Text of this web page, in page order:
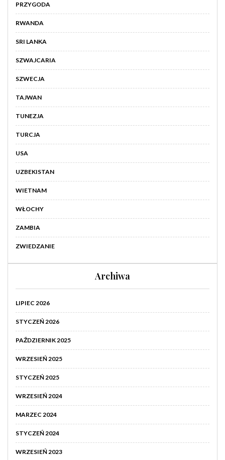
PRZYGODA
RWANDA
SRI LANKA
SZWAJCARIA
SZWECJA
TAJWAN
TUNEZJA
TURCJA
USA
UZBEKISTAN
WIETNAM
WŁOCHY
ZAMBIA
ZWIEDZANIE
Archiwa
LIPIEC 2026
STYCZEŃ 2026
PAŹDZIERNIK 2025
WRZESIEŃ 2025
STYCZEŃ 2025
WRZESIEŃ 2024
MARZEC 2024
STYCZEŃ 2024
WRZESIEŃ 2023